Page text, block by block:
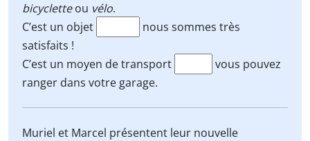
bicycletteou vélo.
C’est un objet
nous sommes très
satisfaits !
C’est un moyen de transport
vous pouvez
ranger dans votre garage.
Muriel et Marcel présentent leur nouvelle